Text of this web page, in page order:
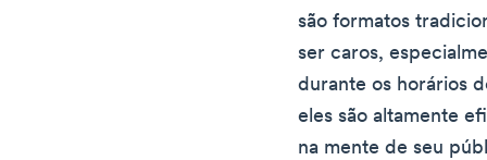
são formatos
ser caros,
durante os horários
eles são altamente
na mente de seu